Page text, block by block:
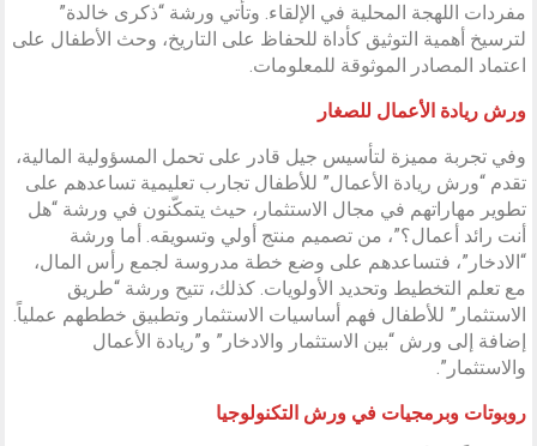
مفردات اللهجة المحلية في الإلقاء. وتأتي ورشة “ذكرى خالدة”
لترسيخ أهمية التوثيق كأداة للحفاظ على التاريخ، وحث الأطفال على
اعتماد المصادر الموثوقة للمعلومات.
ورش ريادة الأعمال للصغار
وفي تجربة مميزة لتأسيس جيل قادر على تحمل المسؤولية المالية،
تقدم “ورش ريادة الأعمال” للأطفال تجارب تعليمية تساعدهم على
تطوير مهاراتهم في مجال الاستثمار، حيث يتمكّنون في ورشة “هل
أنت رائد أعمال؟”، من تصميم منتج أولي وتسويقه. أما ورشة
“الادخار”، فتساعدهم على وضع خطة مدروسة لجمع رأس المال،
مع تعلم التخطيط وتحديد الأولويات. كذلك، تتيح ورشة “طريق
الاستثمار” للأطفال فهم أساسيات الاستثمار وتطبيق خططهم عملياً.
إضافة إلى ورش “بين الاستثمار والادخار” و”ريادة الأعمال
والاستثمار”.
روبوتات وبرمجيات في ورش التكنولوجيا